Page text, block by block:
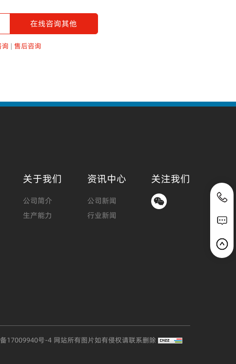
在线咨询其他
询 | 售后咨询
关于我们
公司简介
生产能力
资讯中心
公司新闻
行业新闻
关注我们
备17009940号-4 网站所有图片如有侵权请联系删除